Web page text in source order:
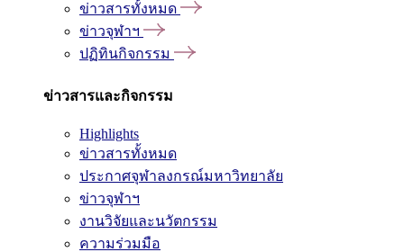
ข่าวสารทั้งหมด
ข่าวจุฬาฯ
ปฏิทินกิจกรรม
ข่าวสารและกิจกรรม
Highlights
ข่าวสารทั้งหมด
ประกาศจุฬาลงกรณ์มหาวิทยาลัย
ข่าวจุฬาฯ
งานวิจัยและนวัตกรรม
ความร่วมมือ